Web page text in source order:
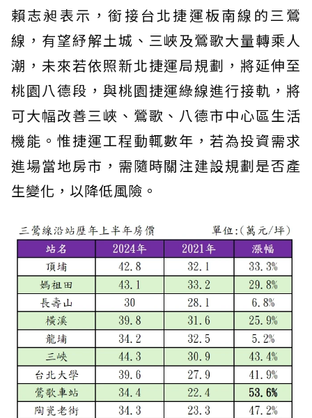
賴志昶表示，銜接台北捷運板南線的三鶯
線，有望紓解土城、三峽及鶯歌大量轉乘人
潮，未來若依照新北捷運局規劃，將延伸至
桃園八德段，與桃園捷運綠線進行接軌，將
可大幅改善三峽、鶯歌、八德市中心區生活
機能。惟捷運工程動輒數年，若為投資需求
進場當地房市，需隨時關注建設規劃是否產
生變化，以降低風險。